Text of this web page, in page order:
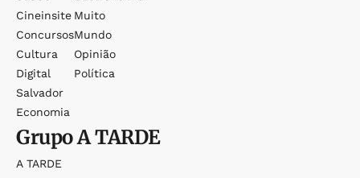
Cineinsite
Concursos
Cultura
Digital
Salvador
Economia
Muito
Mundo
Opinião
Política
GrupoA TARDE
A TARDE